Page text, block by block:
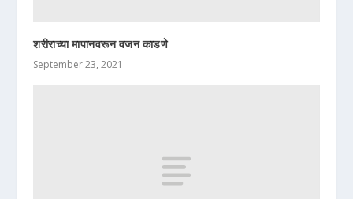
शरीराच्या मापानवरून वजन काडणे
September 23, 2021